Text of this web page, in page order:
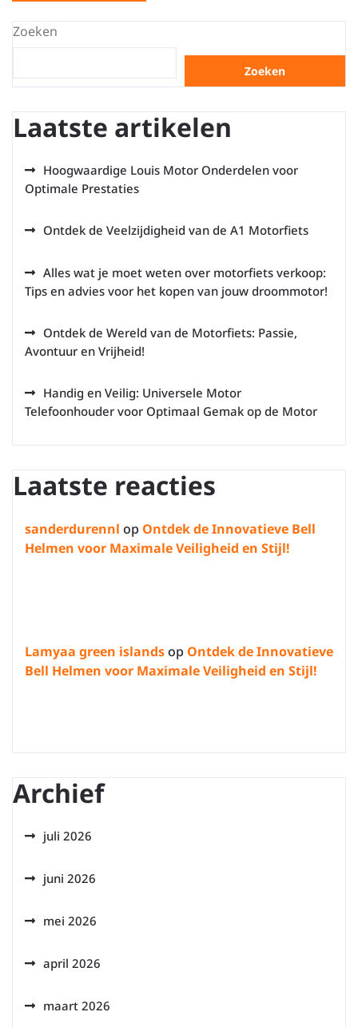
Zoeken
Zoeken
Laatste artikelen
Hoogwaardige Louis Motor Onderdelen voor
Optimale Prestaties
Ontdek de Veelzijdigheid van de A1 Motorfiets
Alles wat je moet weten over motorfiets verkoop:
Tips en advies voor het kopen van jouw droommotor!
Ontdek de Wereld van de Motorfiets: Passie,
Avontuur en Vrijheid!
Handig en Veilig: Universele Motor
Telefoonhouder voor Optimaal Gemak op de Motor
Laatste reacties
sanderdurennl op Ontdek de Innovatieve Bell
Helmen voor Maximale Veiligheid en Stijl!
Lamyaa green islandsop Ontdek de Innovatieve
Bell Helmen voor Maximale Veiligheid en Stijl!
Archief
juli 2026
juni 2026
mei 2026
april 2026
maart 2026